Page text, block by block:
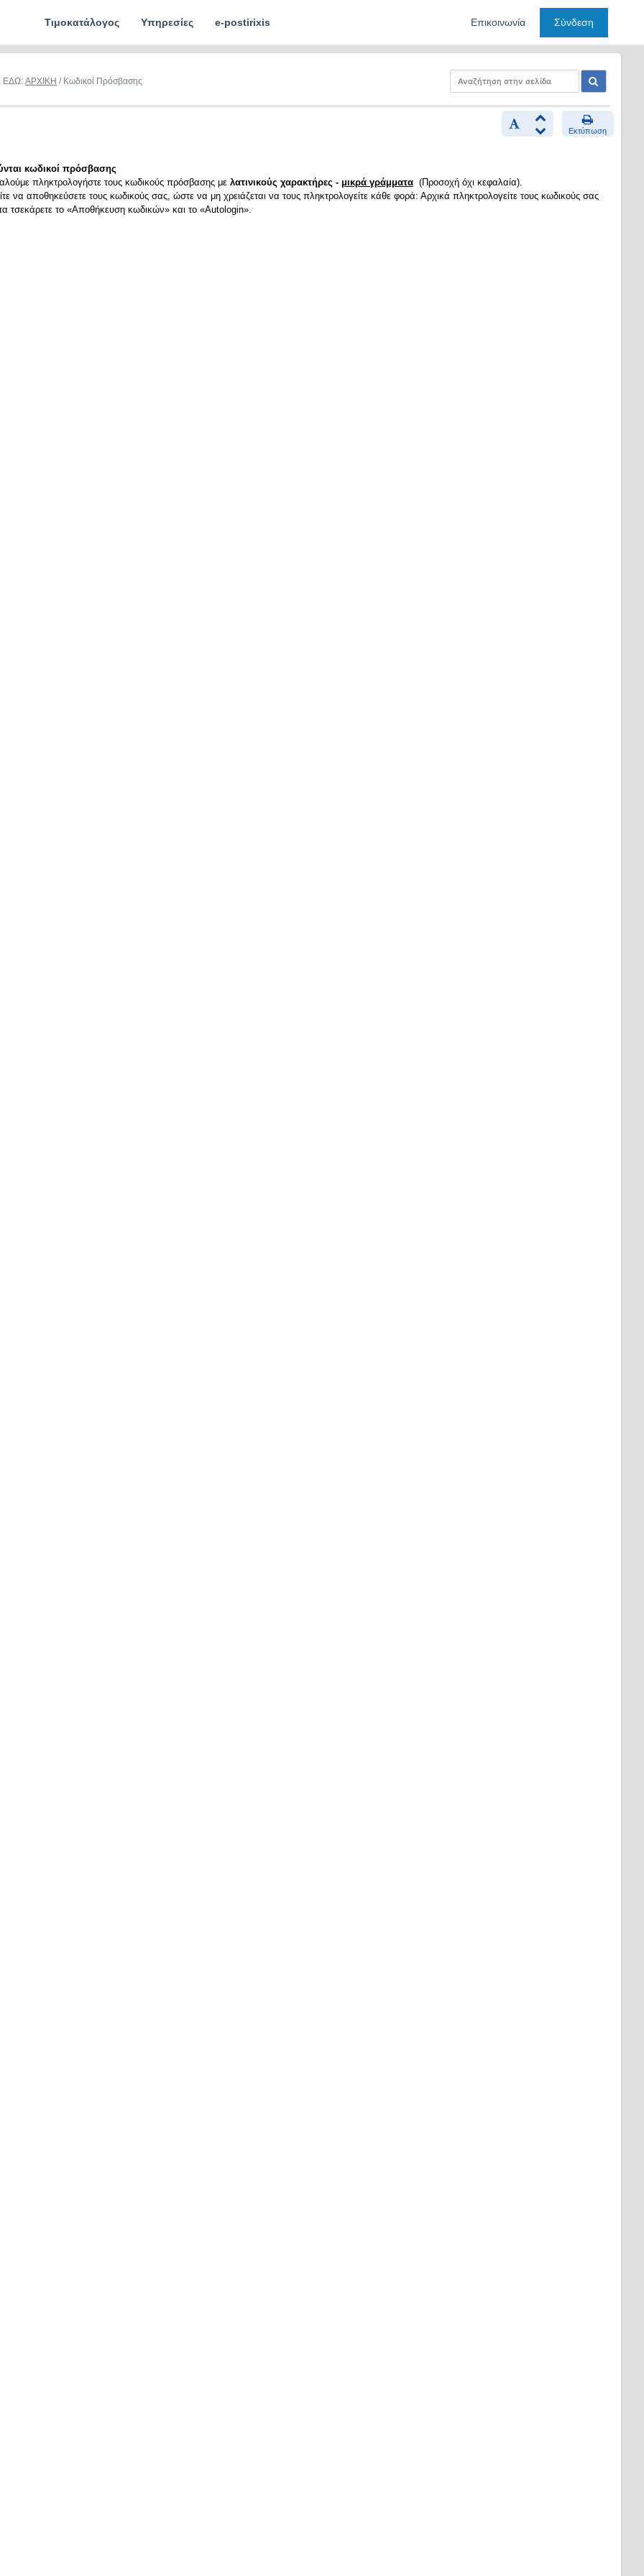
Τιμοκατάλογος Υπηρεσίες e-postirixis Επικοινωνία Σύνδεση
ΕΔΩ:ΑΡΧΙΚΗ / Κωδικοί Πρόσβασης
Εκτύπωση
κωδικοί πρόσβασης
πληκτρολογήστε τους κωδικούς πρόσβασης με λατινικούς χαρακτήρες - μικρά γράμματα(Προσοχή όχι κεφαλαία).
να αποθηκεύσετε τους κωδικούς σας, ώστε να μη χρειάζεται να τους πληκτρολογείτε κάθε φορά: Αρχικά πληκτρολογείτε τους κωδικούς σας
τσεκάρετε το «Αποθήκευση κωδικών» και το «Autologin».